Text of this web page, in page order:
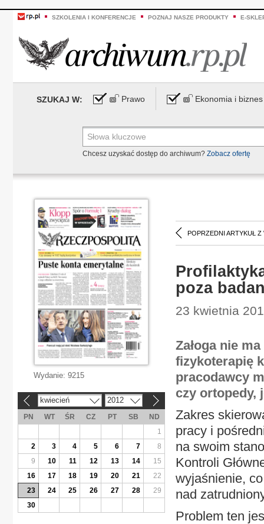
SZKOLENIA I KONFERENCJE POZNAJ NASZE PRODUKTY E-
SZUKAJ W: Prawo Ekonomia i biznes
Chcesz uzyskać dostęp do archiwum? Zobacz ofertę
POPRZEDNI ARTYKUŁ Z
poza
23 kwietnia
Załoga nie
fizykoterapię
pracodawcy
czy ortopedy,
Zakres
pracy i
na swoim
Kontroli
wyjaśnienie,
nad
Problem ten
Wydanie: 9215
kwiecień 2012
PN WT ŚR CZ PT SB
ND
1
2
3 4 5 6 7
8
9
10 11 12 13 14
15
16
17 18 19 20 21
22
23
24 25 26 27 28
29
30